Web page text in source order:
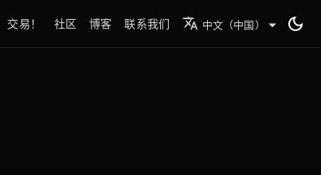
交易！ 社区 博客 联系我们 中文（中国）